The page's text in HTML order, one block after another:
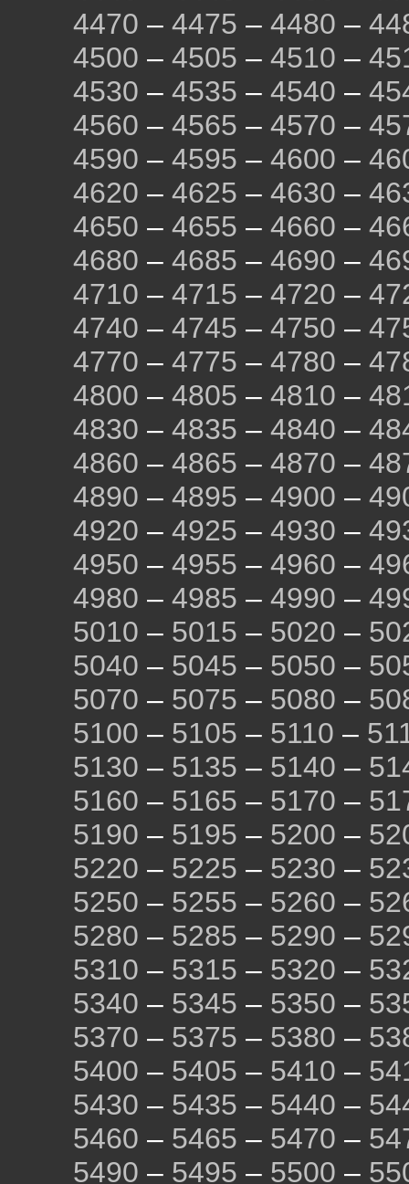
4470 – 4475 – 4480 –
4500 – 4505 – 4510 –
4530 – 4535 – 4540 –
4560 – 4565 – 4570 –
4590 – 4595 – 4600 –
4620 – 4625 – 4630 –
4650 – 4655 – 4660 –
4680 – 4685 – 4690 –
4710 – 4715 – 4720 –
4740 – 4745 – 4750 –
4770 – 4775 – 4780 –
4800 – 4805 – 4810 –
4830 – 4835 – 4840 –
4860 – 4865 – 4870 –
4890 – 4895 – 4900 –
4920 – 4925 – 4930 –
4950 – 4955 – 4960 –
4980 – 4985 – 4990 –
5010 – 5015 – 5020 –
5040 – 5045 – 5050 –
5070 – 5075 – 5080 –
5100 – 5105 – 5110 –
5130 – 5135 – 5140 –
5160 – 5165 – 5170 –
5190 – 5195 – 5200 –
5220 – 5225 – 5230 –
5250 – 5255 – 5260 –
5280 – 5285 – 5290 –
5310 – 5315 – 5320 –
5340 – 5345 – 5350 –
5370 – 5375 – 5380 –
5400 – 5405 – 5410 –
5430 – 5435 – 5440 –
5460 – 5465 – 5470 –
5490 – 5495 – 5500 –